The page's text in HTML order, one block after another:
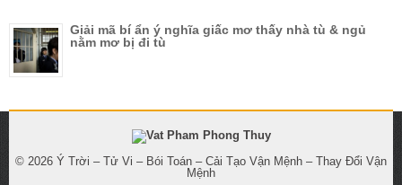
Giải mã bí ẩn ý nghĩa giấc mơ thấy nhà tù & ngủ
nằm mơ bị đi tù
© 2026 Ý Trời – Tử Vi – Bói Toán – Cải Tạo Vận Mệnh – Thay Đổi Vận
Mệnh